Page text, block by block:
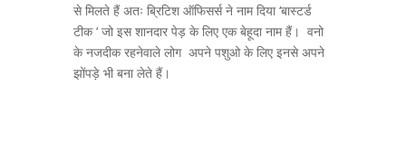
से मिलते हैं अतः ब्रिटिश ऑफिसर्स ने नाम दिया ‘बास्टर्ड
टीक ‘ जो इस शानदार पेड़ के लिए एक बेहूदा नाम हैं। वनो
के नजदीक रहनेवाले लोग अपने पशुओ के लिए इनसे अपने
झोंपड़े भी बना लेते हैं।